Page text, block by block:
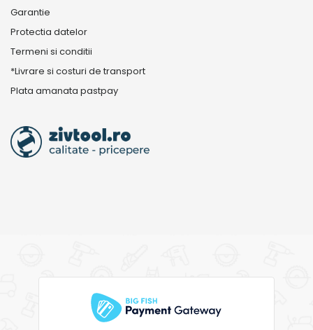
Garantie
Protectia datelor
Termeni si conditii
*Livrare si costuri de transport
Plata amanata pastpay